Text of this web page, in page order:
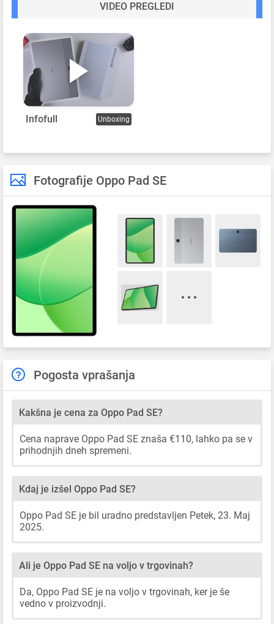
VIDEO PREGLEDI
Infofull Unboxing
Fotografije Oppo Pad SE
Pogosta vprašanja
Kakšna je cena za Oppo Pad SE?
Cena naprave Oppo Pad SE znaša €110, lahko pa se v
prihodnjih dneh spremeni.
Kdaj je izšel Oppo Pad SE?
Oppo Pad SE je bil uradno predstavljen Petek, 23. Maj
2025.
Ali je Oppo Pad SE na voljo v trgovinah?
Da, Oppo Pad SE je na voljo v trgovinah, ker je še
vedno v proizvodnji.